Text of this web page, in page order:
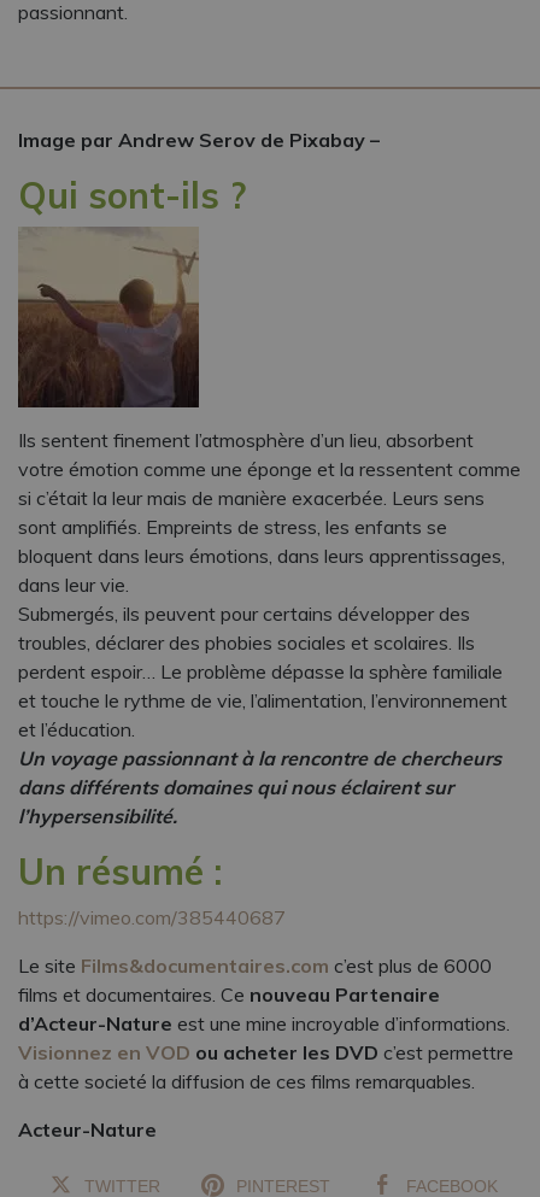
passionnant.
Image par Andrew Serov de Pixabay –
Qui sont-ils ?
Ils sentent finement l’atmosphère d’un lieu, absorbent
votre émotion comme une éponge et la ressentent comme
si c’était la leur mais de manière exacerbée. Leurs sens
sont amplifiés. Empreints de stress, les enfants se
bloquent dans leurs émotions, dans leurs apprentissages,
dans leur vie.
Submergés, ils peuvent pour certains développer des
troubles, déclarer des phobies sociales et scolaires. Ils
perdent espoir… Le problème dépasse la sphère familiale
et touche le rythme de vie, l’alimentation, l’environnement
et l’éducation.
Un voyage passionnant à la rencontre de chercheurs
dans différents domaines qui nous éclairent sur
l’hypersensibilité.
Un résumé :
https://vimeo.com/385440687
Le site Films&documentaires.com c’est plus de 6000
films et documentaires. Ce nouveau Partenaire
d’Acteur-Nature est une mine incroyable d’informations.
Visionnez en VOD ou acheter les DVD c’est permettre
à cette societé la diffusion de ces films remarquables.
Acteur-Nature
TWITTER PINTEREST FACEBOOK